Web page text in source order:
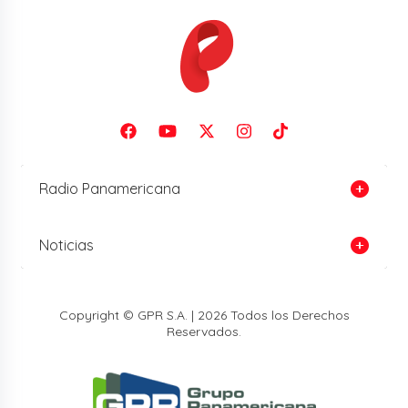
Radio Panamericana
Noticias
Copyright © GPR S.A. | 2026 Todos los Derechos
Reservados.